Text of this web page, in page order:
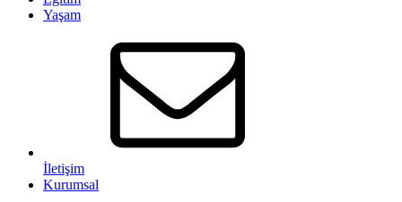
Yaşam
İletişim
Kurumsal